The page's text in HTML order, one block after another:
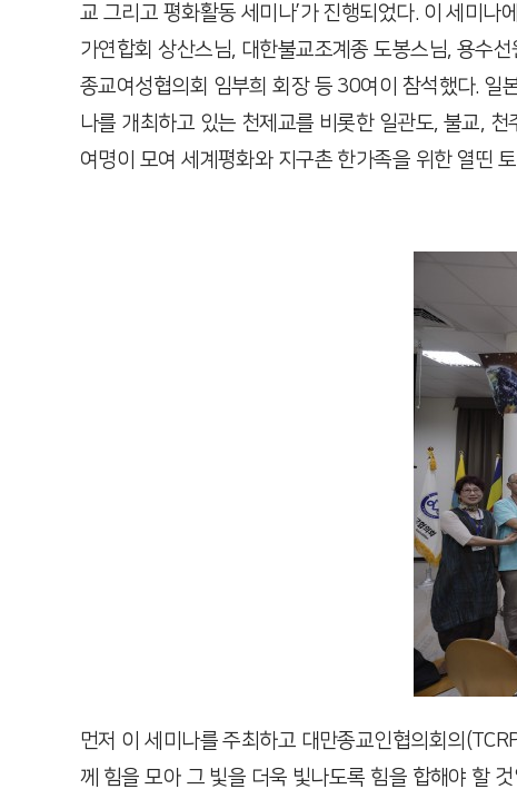
교 그리고 평화활동 세미나’가 진행되었다. 이 세미
가연합회 상산스님, 대한불교조계종 도봉스님, 용수
종교여성협의회 임부희 회장 등 30여이 참석했다. 일
나를 개최하고 있는 천제교를 비롯한 일관도, 불교,
여명이 모여 세계평화와 지구촌 한가족을 위한 열띤
먼저 이 세미나를 주최하고 대만종교인협의회의
께 힘을 모아 그 빛을 더욱 빛나도록 힘을 합해야 할